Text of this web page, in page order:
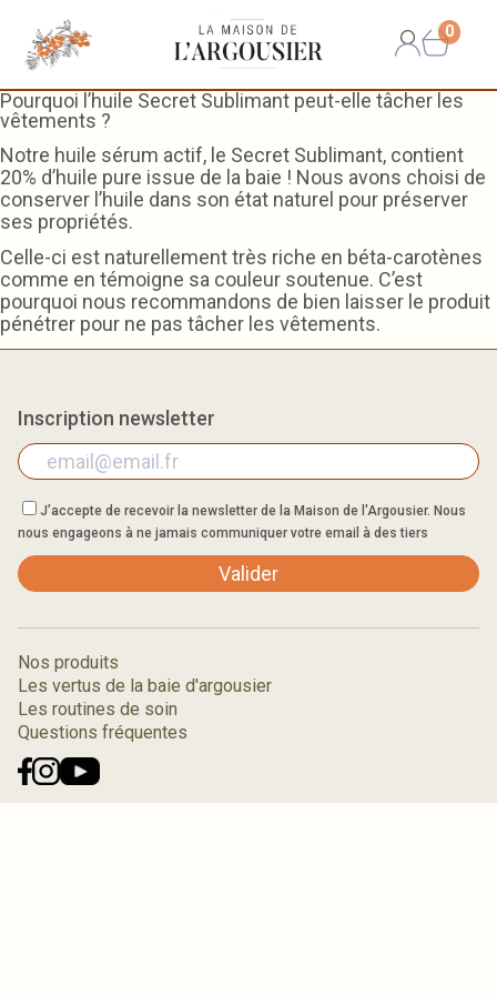
0
Pourquoi l’huile Secret Sublimant peut-elle tâcher les
vêtements ?
Notre huile sérum actif, le Secret Sublimant, contient
20% d’huile pure issue de la baie ! Nous avons choisi de
conserver l’huile dans son état naturel pour préserver
ses propriétés.
Celle-ci est naturellement très riche en béta-carotènes
comme en témoigne sa couleur soutenue. C’est
pourquoi nous recommandons de bien laisser le produit
pénétrer pour ne pas tâcher les vêtements.
Nos produits
Les vertus de la baie d'argousier
Les routines de soin
Questions fréquentes
Inscription newsletter
J’accepte de recevoir la newsletter de la Maison de l'Argousier. Nous
nous engageons à ne jamais communiquer votre email à des tiers
Valider